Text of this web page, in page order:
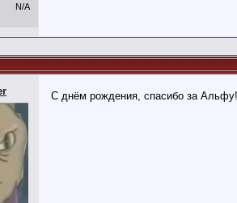
N/A
С днём рождения, спасибо за Альфу!